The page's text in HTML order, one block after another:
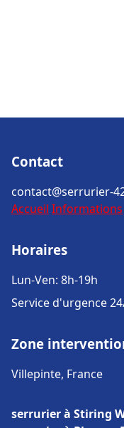
Contact
contact@serrurier-
Accueil Informations
Horaires
Lun-Ven: 8h-19h
Service d'urgence
Zone
Villepinte, France
serrurier à Stiring